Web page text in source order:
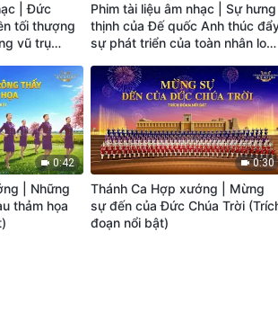
| Đức
tối thượng
vũ trụ
Phim tài liệu âm nhạc | Sự hưng
thịnh của Đế quốc Anh thúc
sự phát triển của toàn nhân loại
0:42
| Những
thảm họa
0:30
Thánh Ca Hợp xướng | Mừng
sự đến của Đức Chúa Trời
đoạn nổi bật)